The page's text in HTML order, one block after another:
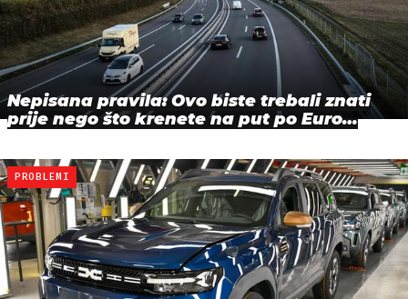
Nepisana pravila: Ovo biste trebali znati
prije nego što krenete na put po Euro…
PROBLEMI